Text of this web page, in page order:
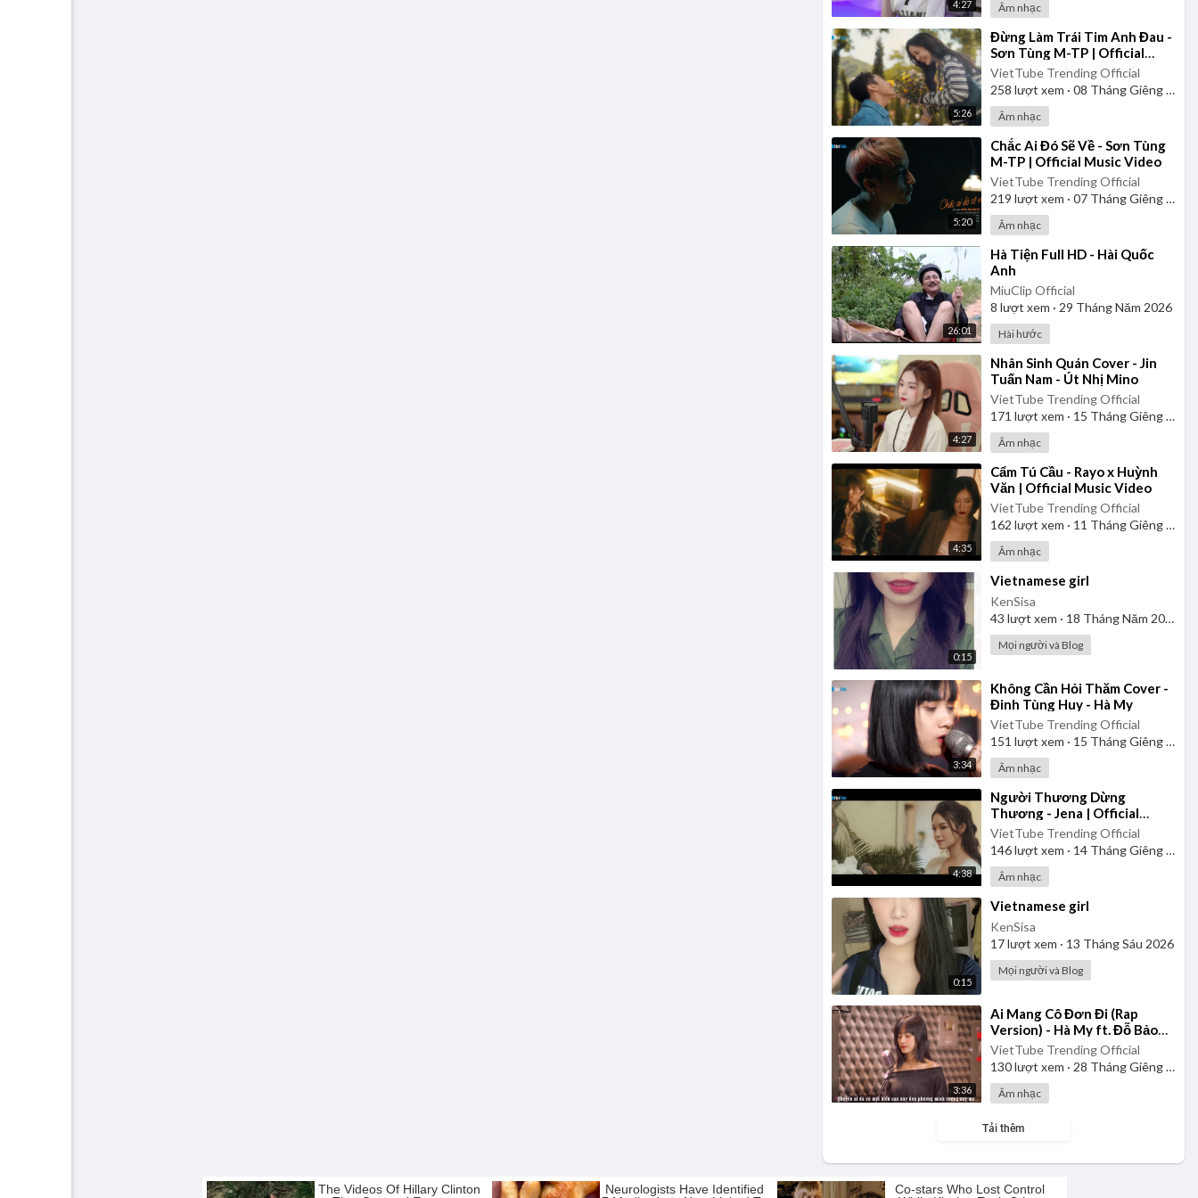
4:27 Âm nhạc
5:26
⁣Đừng Làm Trái Tim Anh Đau -
Sơn Tùng M-TP | Official
Music Video
VietTube Trending Official
258 lượt xem · 08 Tháng Giêng 2025
Âm nhạc
5:20
⁣Chắc Ai Đó Sẽ Về - Sơn Tùng
M-TP | Official Music Video
VietTube Trending Official
219 lượt xem · 07 Tháng Giêng 2025
Âm nhạc
26:01
⁣Hà Tiện Full HD - Hài Quốc
Anh
MiuClip Official
8 lượt xem · 29 Tháng Năm 2026
Hài hước
4:27
⁣Nhân Sinh Quán Cover - Jin
Tuấn Nam - Út Nhị Mino
VietTube Trending Official
171 lượt xem · 15 Tháng Giêng 2025
Âm nhạc
4:35
⁣Cẩm Tú Cầu - Rayo x Huỳnh
Văn | Official Music Video
VietTube Trending Official
162 lượt xem · 11 Tháng Giêng 2025
Âm nhạc
0:15
⁣Vietnamese girl
KenSisa
43 lượt xem · 18 Tháng Năm 2026
Mọi người và Blog
3:34
⁣Không Cần Hỏi Thăm Cover -
Đinh Tùng Huy - Hà My
VietTube Trending Official
151 lượt xem · 15 Tháng Giêng 2025
Âm nhạc
4:38
⁣Người Thương Dừng
Thương - Jena | Official
Music Video
VietTube Trending Official
146lượt xem · 14 Tháng Giêng 2025
Âm nhạc
0:15
⁣Vietnamese girl
KenSisa
17lượt xem · 13 Tháng Sáu 2026
Mọi người và Blog
3:36
⁣Ai Mang Cô Đơn Đi (Rap
Version) - Hà My ft. Đỗ Bảo
Lâm
VietTube Trending Official
130lượt xem · 28 Tháng Giêng 2025
Âm nhạc
Tải thêm